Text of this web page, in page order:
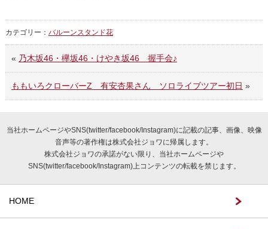
カテゴリー： バルーンスタンド花
« 乃木坂46・欅坂46・けやき坂46 握手会♪
ももいろクローバーZ 有安杏果さん ソロライブツアー初日 »
当社ホームページやSNS(twitter/facebook/Instagram)に記載の記事、画像、映像
音声等の著作権は株式会社ジョワに帰属します。
株式会社ジョワの承諾がない限り、当社ホームページや
SNS(twitter/facebook/Instagram)上コンテンツの転載を禁じます。
HOME